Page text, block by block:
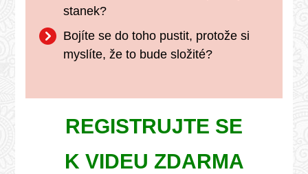
stanek?
Bojíte se do toho pustit, protože si
myslíte, že to bude složité?
REGISTRUJTE SE
K VIDEU ZDARMA